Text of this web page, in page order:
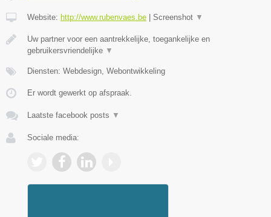
Website: http://www.rubenvaes.be | Screenshot ▼
Uw partner voor een aantrekkelijke, toegankelijke en
gebruikersvriendelijke ▼
Diensten: Webdesign, Webontwikkeling
Er wordt gewerkt op afspraak.
Laatste facebook posts ▼
Sociale media: